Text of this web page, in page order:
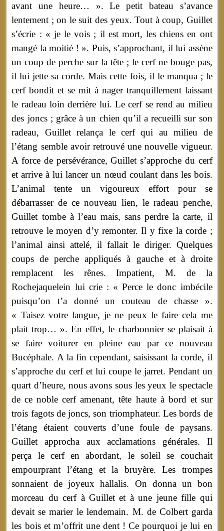
avant une heure… ». Le petit bateau s’avance
lentement ; on le suit des yeux. Tout à coup, Guillet
s’écrie : « je le vois ; il est mort, les chiens en ont
mangé la moitié ! ». Puis, s’approchant, il lui assène
un coup de perche sur la tête ; le cerf ne bouge pas,
il lui jette sa corde. Mais cette fois, il le manqua ; le
cerf bondit et se mit à nager tranquillement laissant
le radeau loin derrière lui. Le cerf se rend au milieu
des joncs ; grâce à un chien qu’il a recueilli sur son
radeau, Guillet relança le cerf qui au milieu de
l’étang semble avoir retrouvé une nouvelle vigueur.
A force de persévérance, Guillet s’approche du cerf
et arrive à lui lancer un nœud coulant dans les bois.
L’animal tente un vigoureux effort pour se
débarrasser de ce nouveau lien, le radeau penche,
Guillet tombe à l’eau mais, sans perdre la carte, il
retrouve le moyen d’y remonter. Il y fixe la corde ;
l’animal ainsi attelé, il fallait le diriger. Quelques
coups de perche appliqués à gauche et à droite
remplacent les rênes. Impatient, M. de la
Rochejaquelein lui crie : « Perce le donc imbécile
puisqu’on t’a donné un couteau de chasse ».
« Taisez votre langue, je ne peux le faire cela me
plait trop… ». En effet, le charbonnier se plaisait à
se faire voiturer en pleine eau par ce nouveau
Bucéphale. A la fin cependant, saisissant la corde, il
s’approche du cerf et lui coupe le jarret. Pendant un
quart d’heure, nous avons sous les yeux le spectacle
de ce noble cerf amenant, tête haute à bord et sur
trois fagots de joncs, son triomphateur. Les bords de
l’étang étaient couverts d’une foule de paysans.
Guillet approcha aux acclamations générales. Il
perça le cerf en abordant, le soleil se couchait
empourprant l’étang et la bruyère. Les trompes
sonnaient de joyeux hallalis. On donna un bon
morceau du cerf à Guillet et à une jeune fille qui
devait se marier le lendemain. M. de Colbert garda
les bois et m’offrit une dent ! Ce pourquoi je lui en